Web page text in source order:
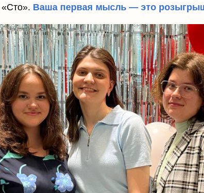
«Сто». Ваша первая мысль — это